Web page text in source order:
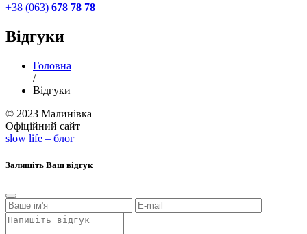
+38 (063) 678 78 78
Відгуки
Головна
/
Відгуки
© 2023 Малинівка
Офіційний сайт
slow life – блог
Залишіть Ваш відгук